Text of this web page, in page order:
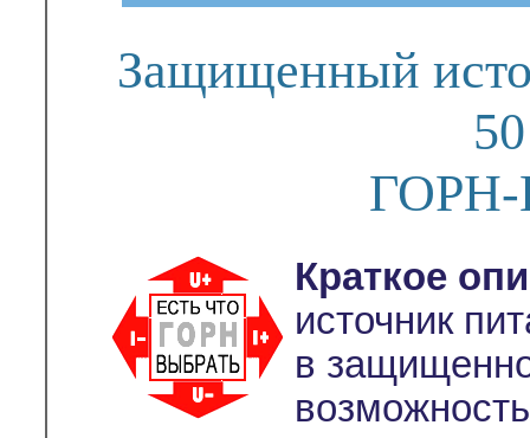
Защищенный
ГОРН-
Краткое
источник
в